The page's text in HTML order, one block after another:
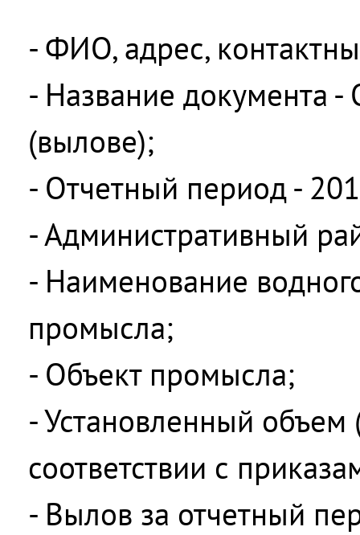
- ФИО, адрес,
- Название документа -
(вылове);
- Отчетный период -
- Административный
- Наименование
промысла;
- Объект промысла;
- Установленный
соответствии с
- Вылов за отчетный